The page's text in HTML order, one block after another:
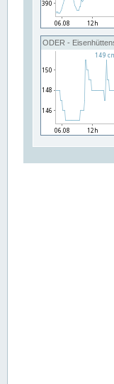
ODER -